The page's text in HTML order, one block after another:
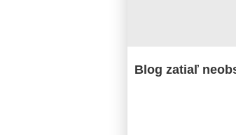
Blog zatiaľ